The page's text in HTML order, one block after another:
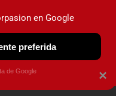
OBSERVATORIO
×
en Google
preferida
de Google